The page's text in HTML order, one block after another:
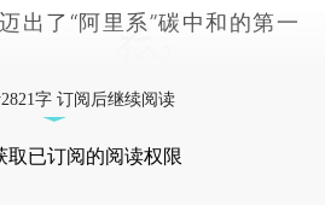
出了“阿里系”碳中和的第一
字 订阅后继续阅读
取已订阅的阅读权限